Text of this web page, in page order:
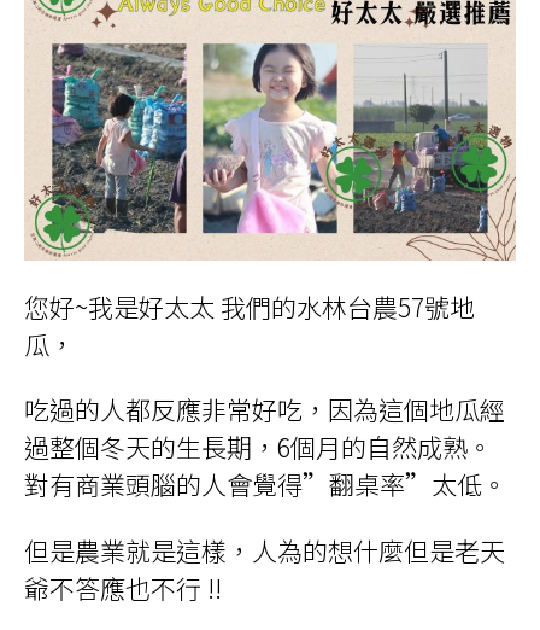
您好~我是好太太 我們的水林台農57號地
瓜，
吃過的人都反應非常好吃，因為這個地瓜經
過整個冬天的生長期，6個月的自然成熟。
對有商業頭腦的人會覺得”翻桌率”太低。
但是農業就是這樣，人為的想什麼但是老天
爺不答應也不行 !!